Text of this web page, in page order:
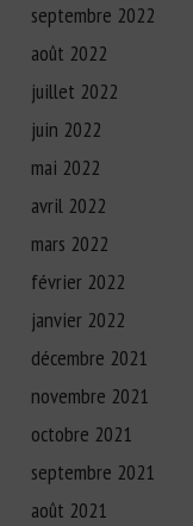
septembre 2022
août 2022
juillet 2022
juin 2022
mai 2022
avril 2022
mars 2022
février 2022
janvier 2022
décembre 2021
novembre 2021
octobre 2021
septembre 2021
août 2021